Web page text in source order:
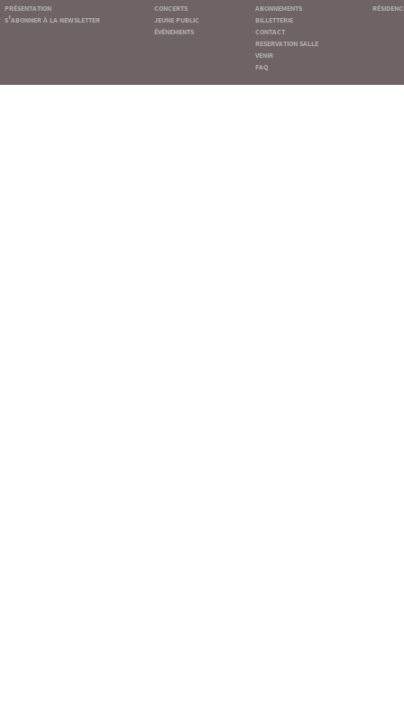
présentation
s'abonner à la newsletter
concerts
jeune public
événements
abonnements
billetterie
contact
reservation salle
venir
faq